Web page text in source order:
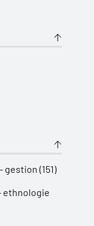
(151)
ethnologie